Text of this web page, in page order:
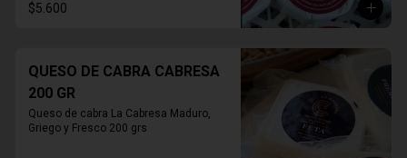
$5.600
QUESO DE CABRA CABRESA
200 GR
Queso de cabra La Cabresa Maduro,
Griego y Fresco 200 grs